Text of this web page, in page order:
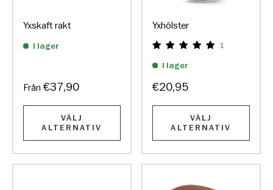
Yxskaft rakt
I lager
Från €37,90
VÄLJ
ALTERNATIV
Yxhölster
1
I lager
€20,95
VÄLJ
ALTERNATIV